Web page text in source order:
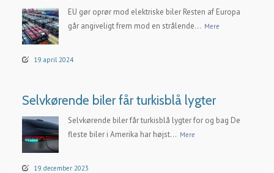
EU gør oprør mod elektriske biler Resten af Europa
går angiveligt frem mod en strålende... Mere
19. april 2024
Selvkørende biler får turkisblå lygter
Selvkørende biler får turkisblå lygter for og bag De
fleste biler i Amerika har højst... Mere
19. december 2023